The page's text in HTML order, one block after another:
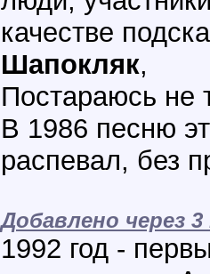
качестве
Шапокляк,
Постараюсь не
В 1986 песню
распевал, без
Добавлено через
1992 год -